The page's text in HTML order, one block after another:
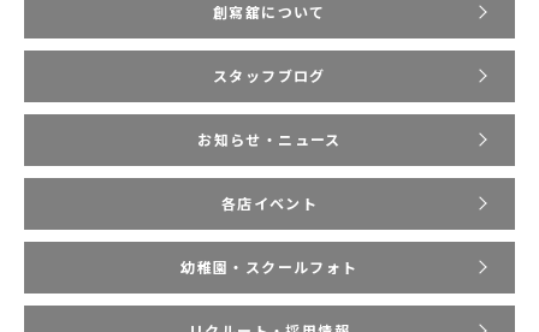
創寫舘について
スタッフブログ
お知らせ・ニュース
各店イベント
幼稚園・スクールフォト